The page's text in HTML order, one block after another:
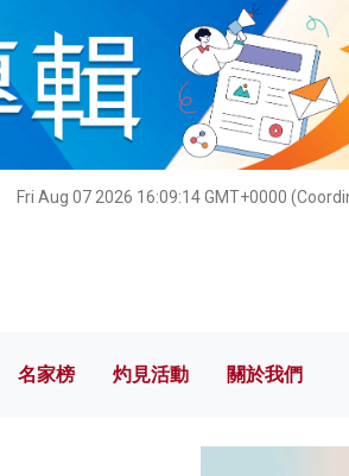
Fri Aug 07 2026 16:09:15 GMT+0000
名家榜 灼見活動 關於我們
名家榜 灼見活動 關於我們